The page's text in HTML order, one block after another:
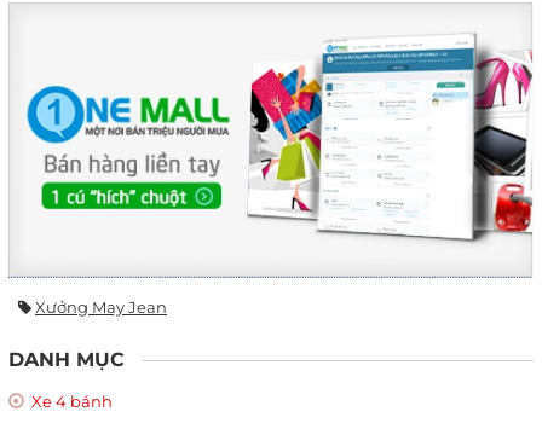
Xưởng May Jean
DANH MỤC
Xe 4 bánh